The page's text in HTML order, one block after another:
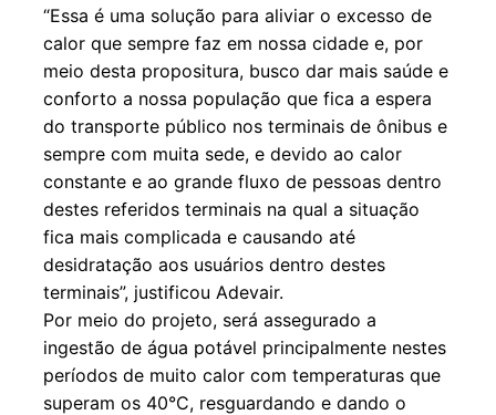
“Essa é uma solução para aliviar o excesso de
calor que sempre faz em nossa cidade e, por
meio desta propositura, busco dar mais saúde e
conforto a nossa população que fica a espera
do transporte público nos terminais de ônibus e
sempre com muita sede, e devido ao calor
constante e ao grande fluxo de pessoas dentro
destes referidos terminais na qual a situação
fica mais complicada e causando até
desidratação aos usuários dentro destes
terminais”, justificou Adevair.
Por meio do projeto, será assegurado a
ingestão de água potável principalmente nestes
períodos de muito calor com temperaturas que
superam os 40°C, resguardando e dando o